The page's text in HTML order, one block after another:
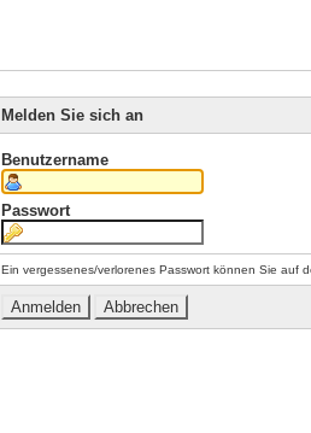
Melden Sie sich an
Benutzername
Passwort
Ein vergessenes/verlorenes Passwort können Sie auf